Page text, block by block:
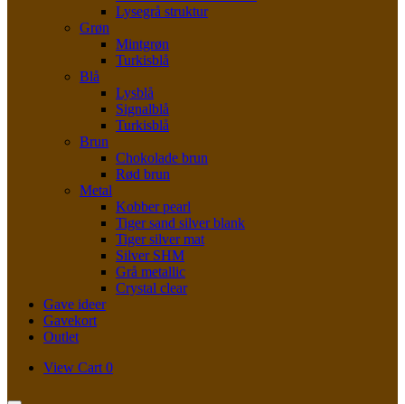
Lysegrå struktur
Grøn
Mintgrøn
Turkisblå
Blå
Lysblå
Signalblå
Turkisblå
Brun
Chokolade brun
Rød brun
Metal
Kobber pearl
Tiger sand silver blank
Tiger silver mat
Silver SHM
Grå metallic
Crystal clear
Gave ideer
Gavekort
Outlet
View
View Cart 0